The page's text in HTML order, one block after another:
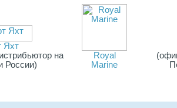
Яхт
на
России)
Royal
Marine